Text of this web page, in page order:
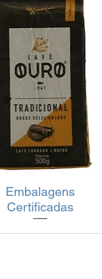
Visualização rápida
Embalagens
Certificadas